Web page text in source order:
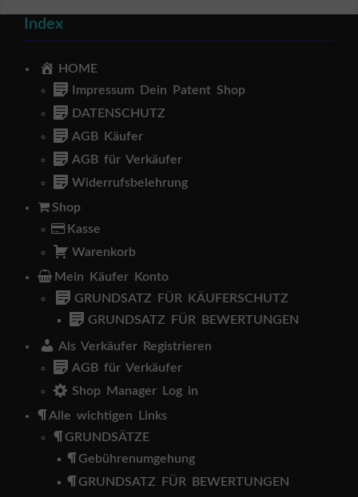
Index
HOME
Impressum Dein Patent Shop
DATENSCHUTZ
AGB Käufer
AGB für Verkäufer
Widerrufsbelehrung
Shop
Kasse
Warenkorb
Mein Käufer Konto
GRUNDSATZ FÜR KÄUFERSCHUTZ
GRUNDSATZ FÜR BEWERTUNGEN
Als Verkäufer Registrieren
AGB für Verkäufer
Shop Manager Log in
Alle wichtigen Links
GRUNDSÄTZE
Gebührenumgehung
GRUNDSATZ FÜR BEWERTUNGEN